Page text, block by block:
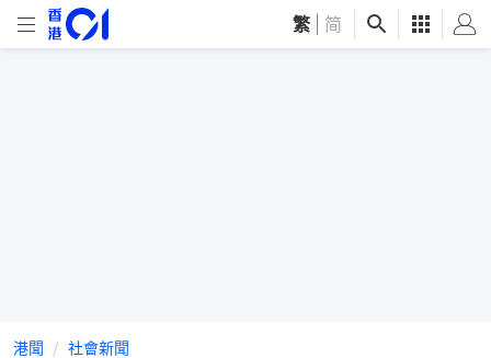
繁 简
港聞 社會新聞